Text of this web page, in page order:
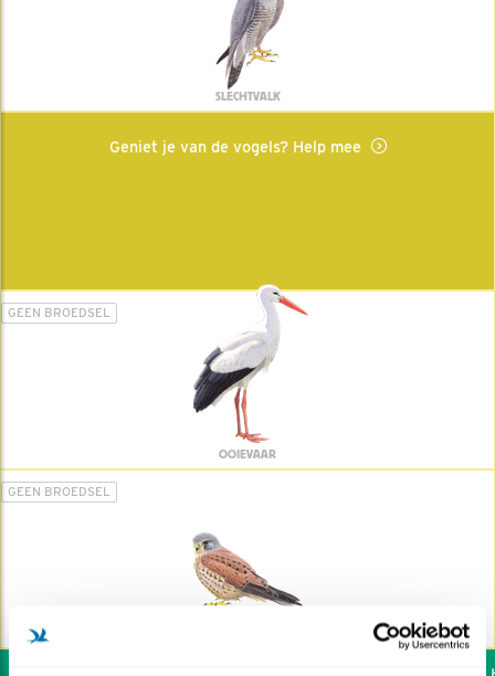
SLECHTVALK
Geniet je van de vogels? Help mee
GEEN BROEDSEL
OOIEVAAR
GEEN BROEDSEL